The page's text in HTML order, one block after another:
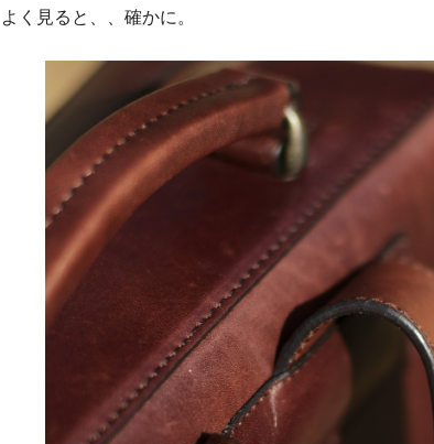
よく見ると、、確かに。